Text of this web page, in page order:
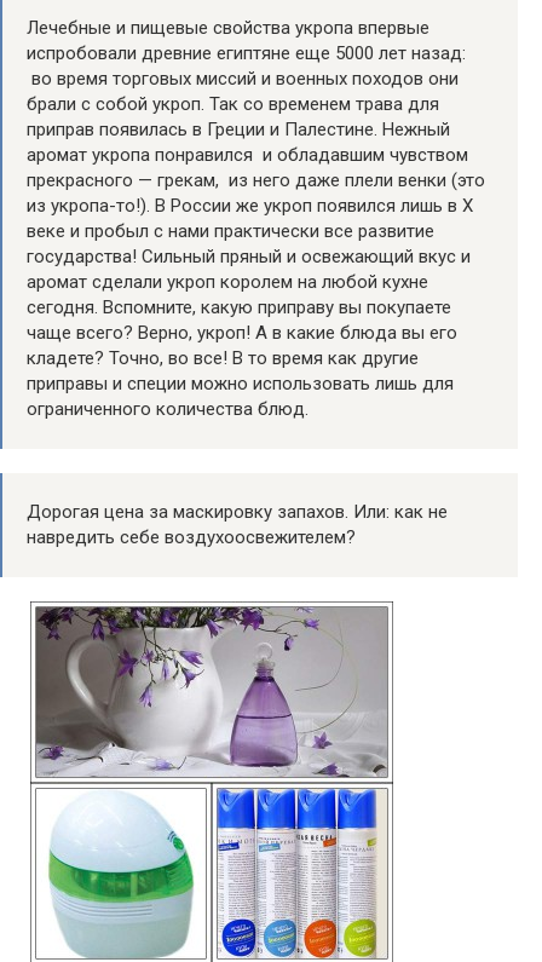
Лечебные и пищевые свойства укропа впервые
испробовали древние египтяне еще 5000 лет назад:
во время торговых миссий и военных походов они
брали с собой укроп. Так со временем трава для
приправ появилась в Греции и Палестине. Нежный
аромат укропа понравился и обладавшим чувством
прекрасного — грекам, из него даже плели венки (это
из укропа-то!). В России же укроп появился лишь в X
веке и пробыл с нами практически все развитие
государства! Сильный пряный и освежающий вкус и
аромат сделали укроп королем на любой кухне
сегодня. Вспомните, какую приправу вы покупаете
чаще всего? Верно, укроп! А в какие блюда вы его
кладете? Точно, во все! В то время как другие
приправы и специи можно использовать лишь для
ограниченного количества блюд.
Дорогая цена за маскировку запахов. Или: как не
навредить себе воздухоосвежителем?